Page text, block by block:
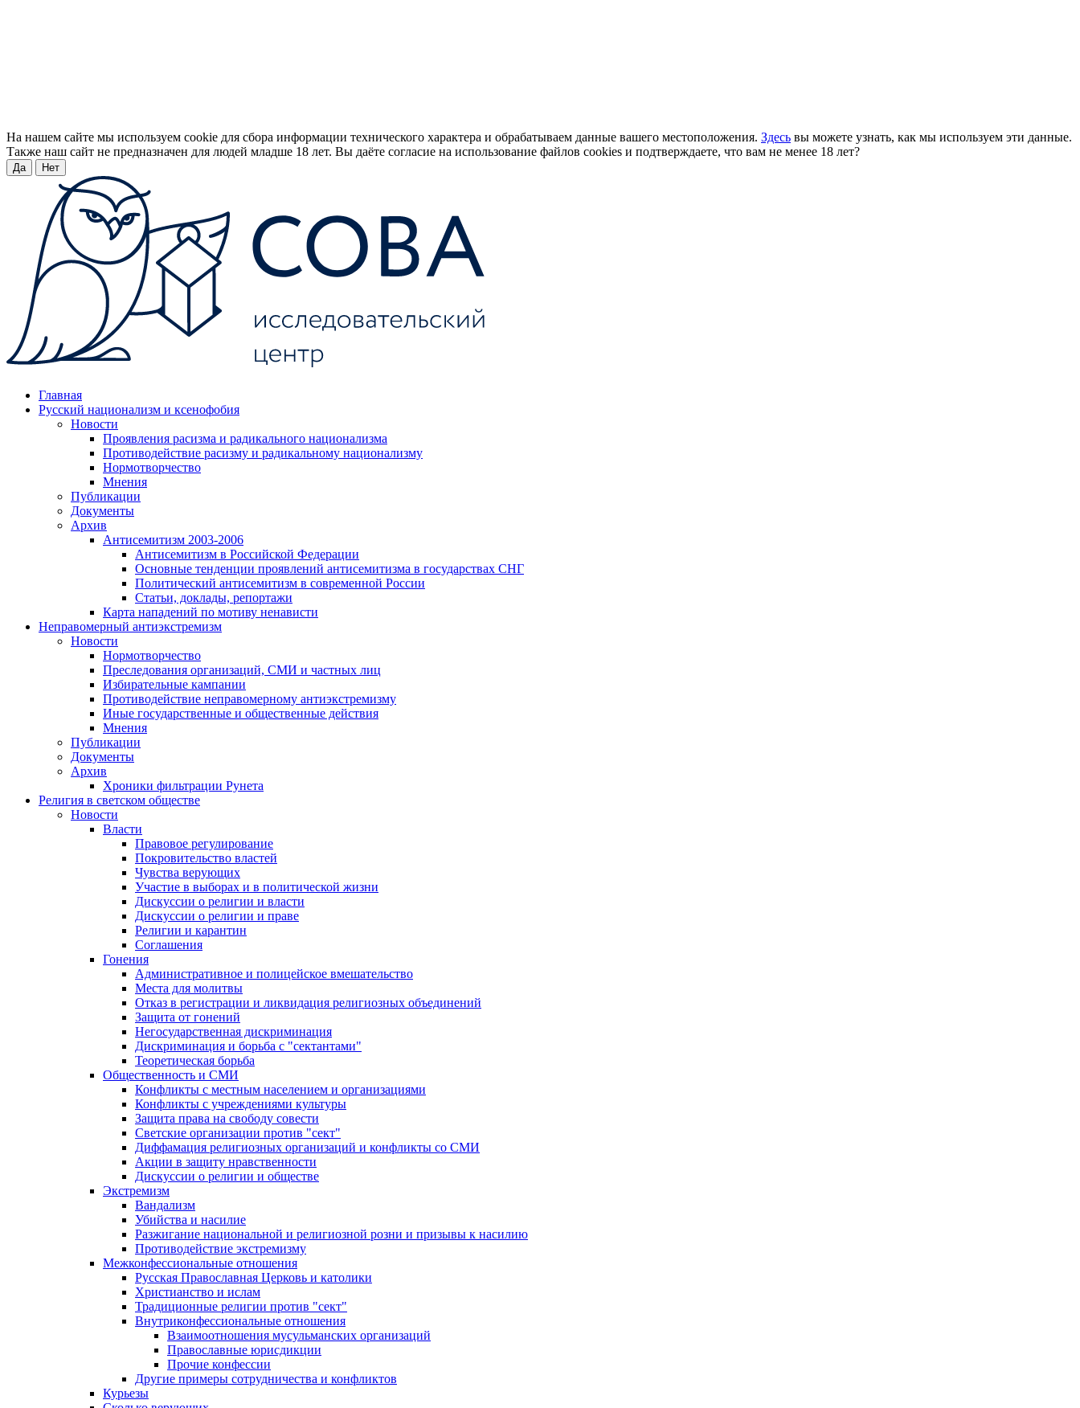
На нашем сайте мы используем cookie для сбора информации технического характера и обрабатываем данные вашего местоположения. Здесь вы можете узнать, как мы используем эти данные.
Также наш сайт не предназначен для людей младше 18 лет. Вы даёте согласие на использование файлов cookies и подтверждаете, что вам не менее 18 лет?
Да Нет
Главная
Русский национализм и ксенофобия
Новости
Проявления расизма и радикального национализма
Противодействие расизму и радикальному национализму
Нормотворчество
Мнения
Публикации
Документы
Архив
Антисемитизм 2003-2006
Антисемитизм в Российской Федерации
Основные тенденции проявлений антисемитизма в государствах СНГ
Политический антисемитизм в современной России
Статьи, доклады, репортажи
Карта нападений по мотиву ненависти
Неправомерный антиэкстремизм
Новости
Нормотворчество
Преследования организаций, СМИ и частных лиц
Избирательные кампании
Противодействие неправомерному антиэкстремизму
Иные государственные и общественные действия
Мнения
Публикации
Документы
Архив
Хроники фильтрации Рунета
Религия в светском обществе
Новости
Власти
Правовое регулирование
Покровительство властей
Чувства верующих
Участие в выборах и в политической жизни
Дискуссии о религии и власти
Дискуссии о религии и праве
Религии и карантин
Соглашения
Гонения
Административное и полицейское вмешательство
Места для молитвы
Отказ в регистрации и ликвидация религиозных объединений
Защита от гонений
Негосударственная дискриминация
Дискриминация и борьба с "сектантами"
Теоретическая борьба
Общественность и СМИ
Конфликты с местным населением и организациями
Конфликты с учреждениями культуры
Защита права на свободу совести
Светские организации против "сект"
Диффамация религиозных организаций и конфликты со СМИ
Акции в защиту нравственности
Дискуссии о религии и обществе
Экстремизм
Вандализм
Убийства и насилие
Разжигание национальной и религиозной розни и призывы к насилию
Противодействие экстремизму
Межконфессиональные отношения
Русская Православная Церковь и католики
Христианство и ислам
Традиционные религии против "сект"
Внутриконфессиональные отношения
Взаимоотношения мусульманских организаций
Православные юрисдикции
Прочие конфессии
Другие примеры сотрудничества и конфликтов
Курьезы